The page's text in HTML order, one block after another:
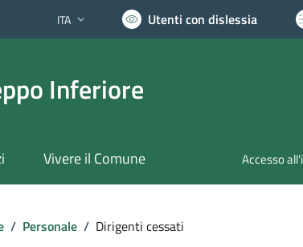
Lingua attiva:
ITA Utenti con dislessia
Inferiore
Vivere il Comune Accesso
/ Personale / Dirigenti cessati